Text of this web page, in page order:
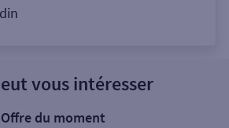
vous intéresser
Offre du moment